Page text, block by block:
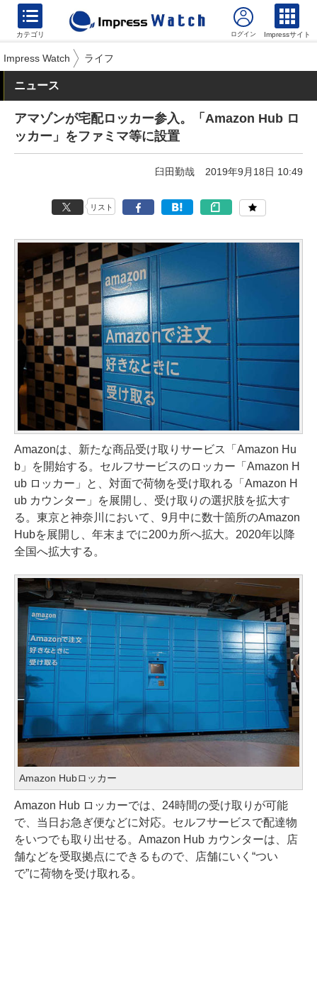
カテゴリ Impressサイト
Impress Watch ライフ
ニュース
アマゾンが宅配ロッカー参入。「Amazon Hub ロ
ッカー」をファミマ等に設置
臼田勤哉 2019年9月18日 10:49
リスト
Amazonは、新たな商品受け取りサービス「Amazon Hu
b」を開始する。セルフサービスのロッカー「Amazon H
ub ロッカー」と、対面で荷物を受け取れる「Amazon H
ub カウンター」を展開し、受け取りの選択肢を拡大す
る。東京と神奈川において、9月中に数十箇所のAmazon
Hubを展開し、年末までに200カ所へ拡大。2020年以降
全国へ拡大する。
Amazon Hubロッカー
Amazon Hub ロッカーでは、24時間の受け取りが可能
で、当日お急ぎ便などに対応。セルフサービスで配達物
をいつでも取り出せる。Amazon Hub カウンターは、店
舗などを受取拠点にできるもので、店舗にいく“つい
で”に荷物を受け取れる。